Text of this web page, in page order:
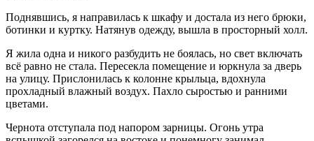
Поднявшись, я направилась к шкафу и достала из него брюки,
ботинки и куртку. Натянув одежду, вышла в просторный холл.
Я жила одна и никого разбудить не боялась, но свет включать
всё равно не стала. Пересекла помещение и юркнула за дверь
на улицу. Прислонилась к колонне крыльца, вдохнула
прохладный влажный воздух. Пахло сыростью и ранними
цветами.
Чернота отступала под напором зарницы. Огонь утра